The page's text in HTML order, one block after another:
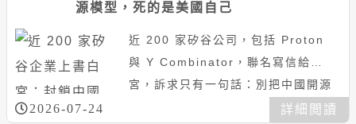
源模型，死的是美國自己
近 200 家矽谷公司，包括 Proton
與 Y Combinator，聯名寫信給白
宮，訴求只有一句話：別把中國開源
模型的門關上。Playground A I...
2026-07-24 詳細閲讀